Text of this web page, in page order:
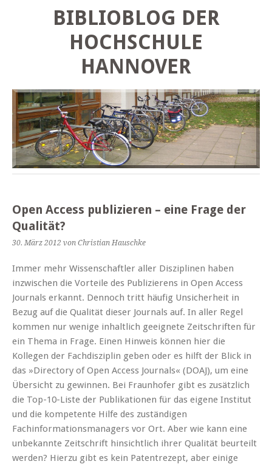
BIBLIOBLOG DER
HOCHSCHULE
HANNOVER
Open Access publizieren – eine Frage der
Qualität?
30. März 2012 von Christian Hauschke
Immer mehr Wissenschaftler aller Disziplinen haben
inzwischen die Vorteile des Publizierens in Open Access
Journals erkannt. Dennoch tritt häufig Unsicherheit in
Bezug auf die Qualität dieser Journals auf. In aller Regel
kommen nur wenige inhaltlich geeignete Zeitschriften für
ein Thema in Frage. Einen Hinweis können hier die
Kollegen der Fachdisziplin geben oder es hilft der Blick in
das »Directory of Open Access Journals« (DOAJ), um eine
Übersicht zu gewinnen. Bei Fraunhofer gibt es zusätzlich
die Top-10-Liste der Publikationen für das eigene Institut
und die kompetente Hilfe des zuständigen
Fachinformationsmanagers vor Ort. Aber wie kann eine
unbekannte Zeitschrift hinsichtlich ihrer Qualität beurteilt
werden? Hierzu gibt es kein Patentrezept, aber einige